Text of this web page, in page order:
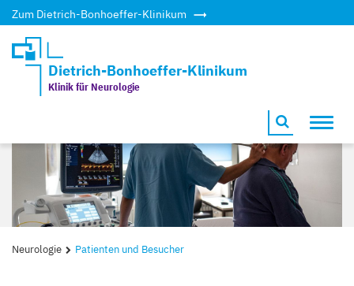
Zum Dietrich-Bonhoeffer-Klinikum
Dietrich-Bonhoeffer-Klinikum
Klinik für Neurologie
Neurologie Patienten und Besucher